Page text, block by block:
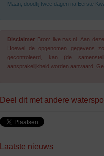
Maan, doodtij twee dagen na Eerste
Disclaimer Bron: live.rws.nl. Aan
Hoewel de opgenomen gegevens
gecontroleerd, kan (de
aansprakelijkheid worden aanvaard.
Deel dit met andere
Laatste nieuws